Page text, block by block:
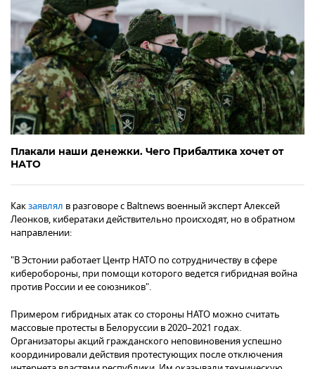
Плакали наши денежки. Чего Прибалтика хочет от
НАТО
Какзаявлял в разговоре с Baltnews военный эксперт Алексей
Леонков, кибератаки действительно происходят, но в обратном
направлении:
"В Эстонии работает Центр НАТО по сотрудничеству в сфере
киберобороны, при помощи которого ведется гибридная война
против России и ее союзников".
Примером гибридных атак со стороны НАТО можно считать
массовые протесты в Белоруссии в 2020–2021 годах.
Организаторы акций гражданского неповиновения успешно
координировали действия протестующих после отключения